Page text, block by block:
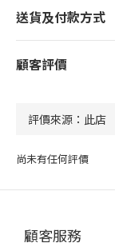
送貨及付款方式
顧客評價
尚未有任何評價
顧客服務